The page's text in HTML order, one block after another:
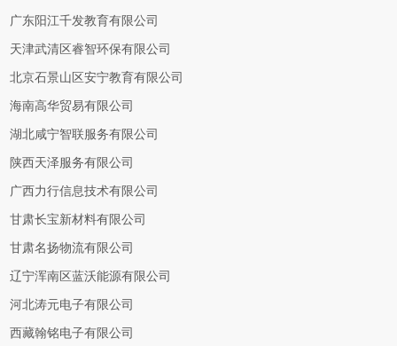
广东阳江千发教育有限公司
天津武清区睿智环保有限公司
北京石景山区安宁教育有限公司
海南高华贸易有限公司
湖北咸宁智联服务有限公司
陕西天泽服务有限公司
广西力行信息技术有限公司
甘肃长宝新材料有限公司
甘肃名扬物流有限公司
辽宁浑南区蓝沃能源有限公司
河北涛元电子有限公司
西藏翰铭电子有限公司